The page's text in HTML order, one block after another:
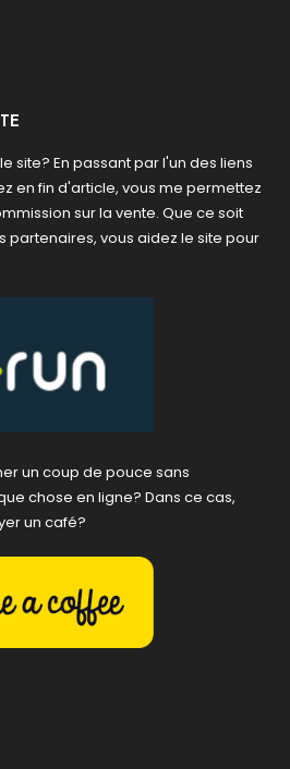
site? En passant par l'un des liens
en fin d'article, vous me permettez
sur la vente. Que ce soit
partenaires, vous aidez le site pour
un coup de pouce sans
chose en ligne? Dans ce cas,
un café?